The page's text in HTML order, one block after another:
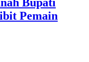
Pemain